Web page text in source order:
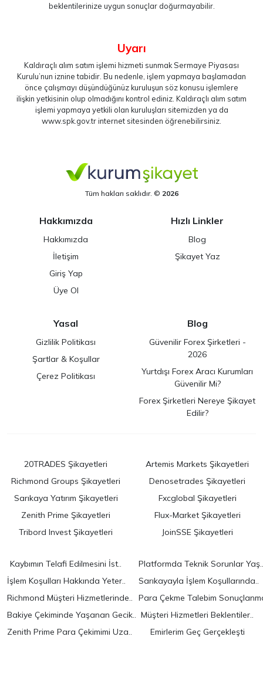
beklentilerinize uygun sonuçlar doğurmayabilir.
Uyarı
Kaldıraçlı alım satım işlemi hizmeti sunmak Sermaye Piyasası
Kurulu’nun iznine tabidir. Bu nedenle, işlem yapmaya başlamadan
önce çalışmayı düşündüğünüz kuruluşun söz konusu işlemlere
ilişkin yetkisinin olup olmadığını kontrol ediniz. Kaldıraçlı alım satım
işlemi yapmaya yetkili olan kuruluşları sitemizden ya da
www.spk.gov.trinternet sitesinden öğrenebilirsiniz.
Tüm hakları saklıdır. © 2026
Hakkımızda
Hakkımızda
İletişim
Giriş Yap
Üye Ol
Hızlı Linkler
Blog
Şikayet Yaz
Yasal
Gizlilik Politikası
Şartlar & Koşullar
Çerez Politikası
Blog
Güvenilir Forex Şirketleri -
2026
Yurtdışı Forex Aracı Kurumları
Güvenilir Mi?
Forex Şirketleri Nereye Şikayet
Edilir?
20TRADES Şikayetleri
Richmond Groups Şikayetleri
Sarıkaya Yatırım Şikayetleri
Zenith Prime Şikayetleri
Tribord Invest Şikayetleri
Artemis Markets Şikayetleri
Denosetrades Şikayetleri
Fxcglobal Şikayetleri
Flux-Market Şikayetleri
JoinSSE Şikayetleri
Kaybımın Telafi Edilmesini İst..
İşlem Koşulları Hakkında Yeter..
Richmond Müşteri Hizmetlerinde..
Bakiye Çekiminde Yaşanan Gecik..
Zenith Prime Para Çekimimi Uza..
Platformda Teknik Sorunlar Yaş..
Sarıkayayla İşlem Koşullarında..
Para Çekme Talebim
Müşteri Hizmetleri Beklentiler..
Emirlerim Geç Gerçekleşti